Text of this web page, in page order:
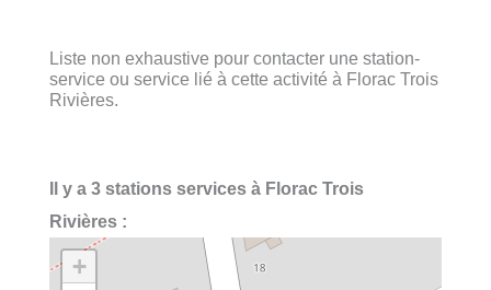
Liste non exhaustive pour contacter une station-
service ou service lié à cette activité à Florac Trois
Rivières.
Il y a 3 stations services à Florac Trois
Rivières :
+